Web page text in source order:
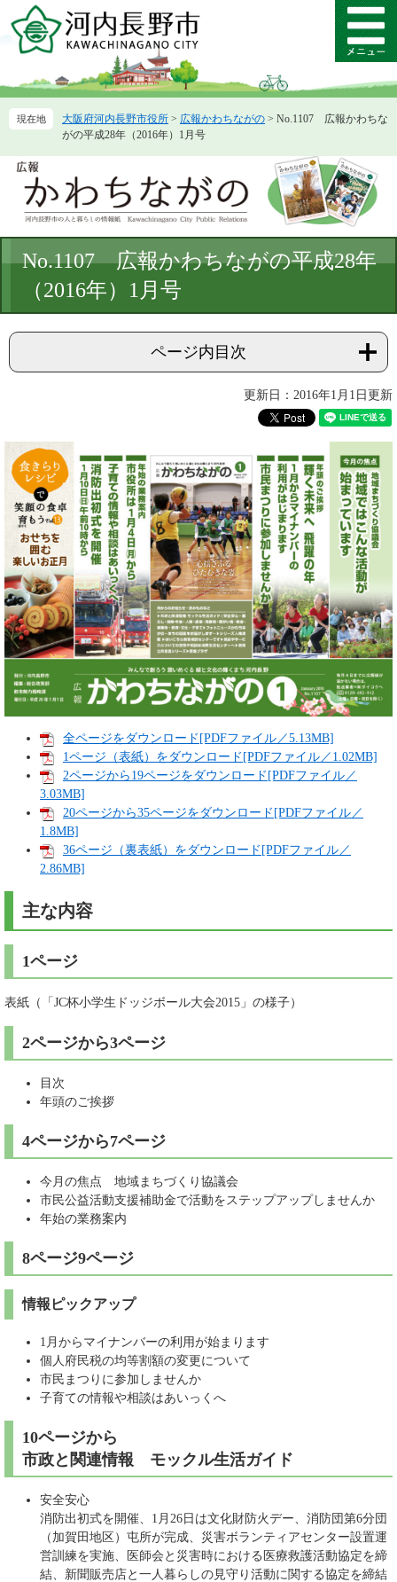
ー
先
ニ
を
て
メ
ニ
ー
大阪府河内長野市役所 > 広報かわちながの > No.1107 広報かわちな
がの平成28年（2016年）1月号
文
No.1107 広報かわちながの平成28年
（2016年）1月号
ページ内目次
更新日：2016年1月1日更新
全ページをダウンロード[PDFファイル／5.13MB]
1ページ（表紙）をダウンロード[PDFファイル／1.02MB]
2ページから19ページをダウンロード[PDFファイル／
3.03MB]
20ページから35ページをダウンロード[PDFファイル／
1.8MB]
36ページ（裏表紙）をダウンロード[PDFファイル／
2.86MB]
主な内容
1ページ
表紙（「JC杯小学生ドッジボール大会2015」の様子）
2ページから3ページ
目次
年頭のご挨拶
4ページから7ページ
今月の焦点 地域まちづくり協議会
市民公益活動支援補助金で活動をステップアップしませんか
年始の業務案内
8ページ9ページ
情報ピックアップ
1月からマイナンバーの利用が始まります
個人府民税の均等割額の変更について
市民まつりに参加しませんか
子育ての情報や相談はあいっくへ
10ページから
市政と関連情報 モックル生活ガイド
安全安心
消防出初式を開催、1月26日は文化財防火デー、消防団第6分団
（加賀田地区）屯所が完成、災害ボランティアセンター設置運
営訓練を実施、医師会と災害時における医療救護活動協定を締
結、新聞販売店と一人暮らしの見守り活動に関する協定を締結